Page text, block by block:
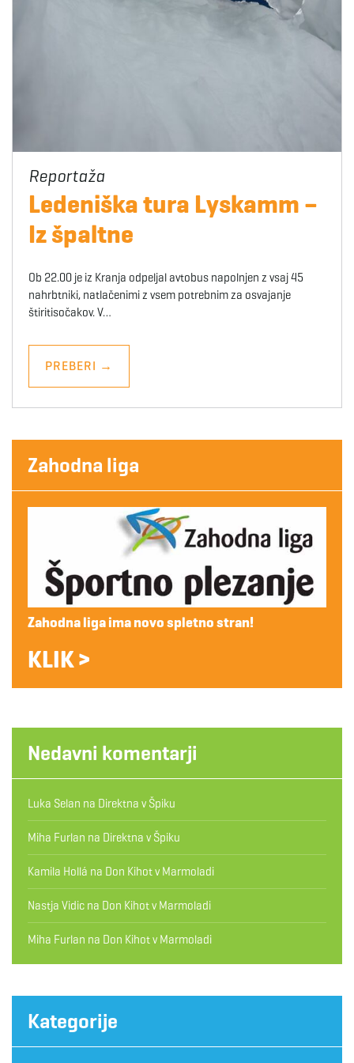
Ledeniška tura Lyskamm –
Iz špaltne
Ob 22.00 je iz Kranja odpeljal avtobus napolnjen z vsaj 45
nahrbtniki, natlačenimi z vsem potrebnim za osvajanje
štiritisočakov. V…
PREBERI →
Zahodna liga
Zahodna liga ima novo spletno stran!
KLIK >
Nedavni komentarji
Luka Selan na Direktna v Špiku
Miha Furlan na Direktna v Špiku
Kamila Hollá na Don Kihot v Marmoladi
Nastja Vidic na Don Kihot v Marmoladi
Miha Furlan na Don Kihot v Marmoladi
Kategorije